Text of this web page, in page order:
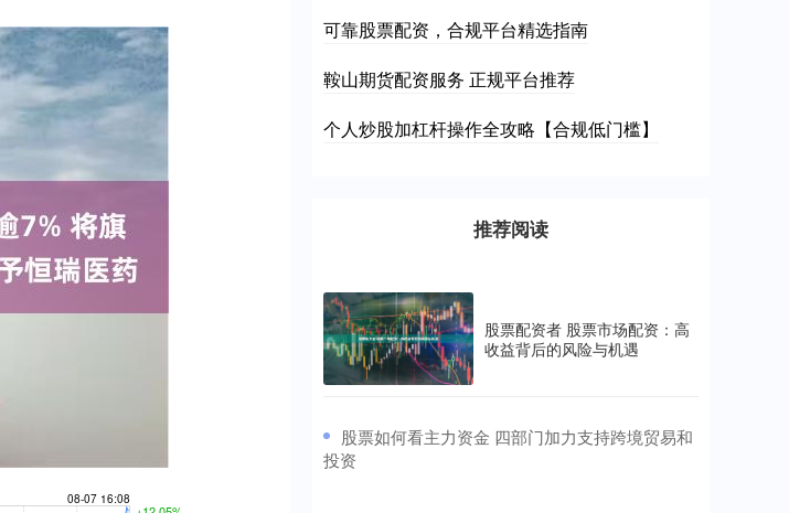
可靠股票配资，合规平台精选指南
鞍山期货配资服务 正规平台推荐
个人炒股加杠杆操作全攻略【合规低门槛】
推荐阅读
股票配资者 股票市场配资：高
收益背后的风险与机遇
​股票如何看主力资金 四部门加力支持跨境贸易和
投资